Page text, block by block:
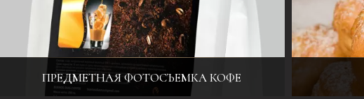
ПРЕДМЕТНАЯ ФОТОСЪЕМКА КОФЕ